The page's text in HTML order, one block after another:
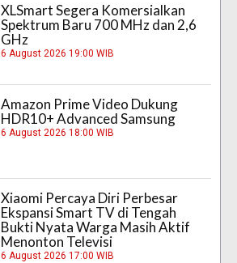
XLSmart Segera Komersialkan
Spektrum Baru 700 MHz dan 2,6
GHz
6 August 2026 19:00 WIB
Amazon Prime Video Dukung
HDR10+ Advanced Samsung
6 August 2026 18:00 WIB
Xiaomi Percaya Diri Perbesar
Ekspansi Smart TV di Tengah
Bukti Nyata Warga Masih Aktif
Menonton Televisi
6 August 2026 17:00 WIB